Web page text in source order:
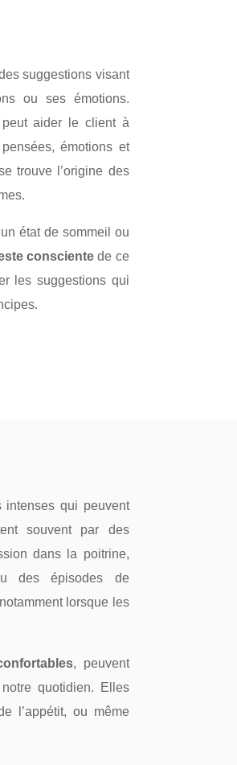
suggestions visant
ou ses émotions.
peut aider le client à
émotions et
trouve l’origine des
un état de sommeil ou
consciente de ce
les suggestions qui
qui peuvent
souvent par des
dans la poitrine,
des épisodes de
lorsque les
, peuvent
quotidien. Elles
l’appétit, ou même